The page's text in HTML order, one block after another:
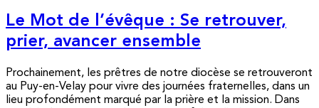
Le Mot de l’évêque : Se retrouver,
prier, avancer ensemble
Prochainement, les prêtres de notre diocèse se retrouveront
au Puy-en-Velay pour vivre des journées fraternelles, dans un
lieu profondément marqué par la prière et la mission. Dans